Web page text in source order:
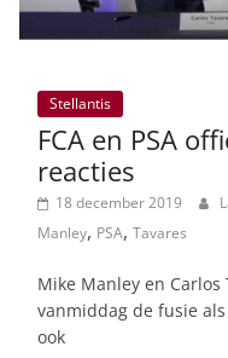
Stellantis
FCA en PSA
reacties
18 december 2019
Manley, PSA, Tavares
Mike Manley en
vanmiddag de fusie
ook